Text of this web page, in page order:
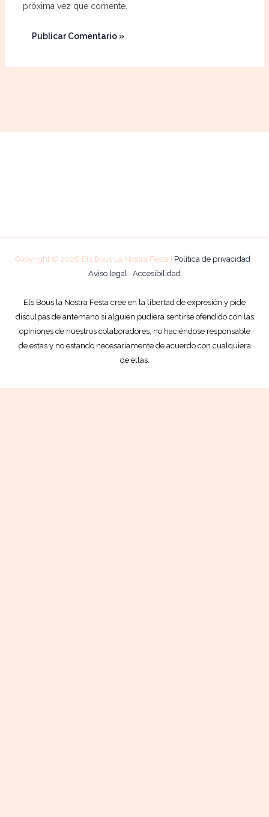
próxima vez que comente.
Copyright © 2026 Els Bous La Nostra Festa | Política de privacidad
Aviso legal
Accesibilidad
Els Bous la Nostra Festa cree en la libertad de expresión y pide
disculpas de antemano si alguien pudiera sentirse ofendido con las
opiniones de nuestros colaboradores, no haciéndose responsable
de estas y no estando necesariamente de acuerdo con cualquiera
de ellas.